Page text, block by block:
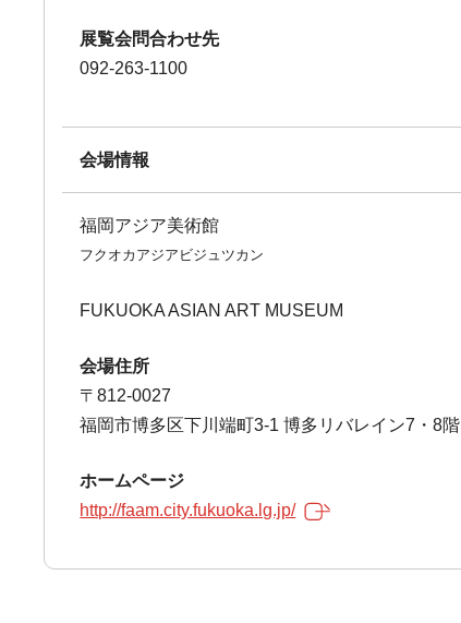
展覧会問合わせ先
092-263-1100
会場情報
福岡アジア美術館
フクオカアジアビジュツカン
FUKUOKA ASIAN ART MUSEUM
会場住所
〒812-0027
福岡市博多区下川端町3-1 博多リバレイン7・8階
ホームページ
http://faam.city.fukuoka.lg.jp/